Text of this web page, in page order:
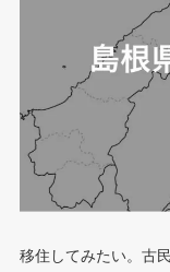
移住してみたい。古